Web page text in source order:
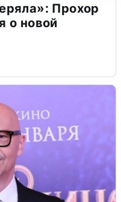
Прохор
о новой